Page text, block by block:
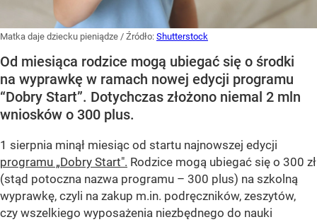
Matka daje dziecku pieniądze / Źródło: Shutterstock
Od miesiąca rodzice mogą ubiegać się o środki
na wyprawkę w ramach nowej edycji programu
“Dobry Start”. Dotychczas złożono niemal 2 mln
wniosków o 300 plus.
1 sierpnia minął miesiąc od startu najnowszej edycji
programu „Dobry Start". Rodzice mogą ubiegać się o 300 zł
(stąd potoczna nazwa programu – 300 plus) na szkolną
wyprawkę, czyli na zakup m.in. podręczników, zeszytów,
czy wszelkiego wyposażenia niezbędnego do nauki